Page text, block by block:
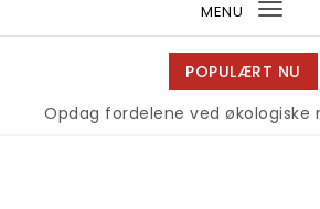
MENU
POPULÆRT NU
Opdag fordelene ved økologiske